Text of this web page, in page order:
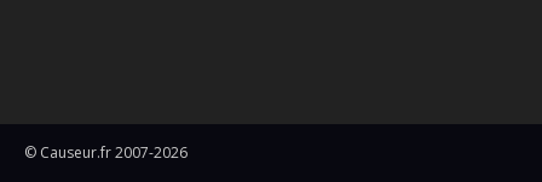
© Causeur.fr 2007-2026